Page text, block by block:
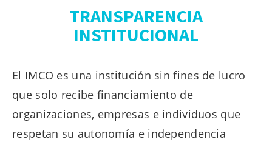
TRANSPARENCIA
INSTITUCIONAL
El IMCO es una institución sin fines de lucro
que solo recibe financiamiento de
organizaciones, empresas e individuos que
respetan su autonomía e independencia